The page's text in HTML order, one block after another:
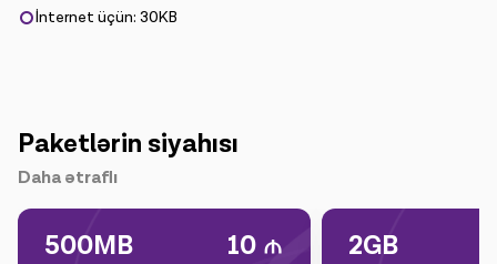
İnternet üçün: 30KB
Paketlərin siyahısı
Daha ətraflı
500MB 10 2GB